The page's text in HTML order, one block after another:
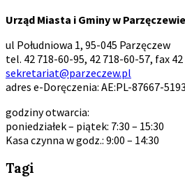
Urząd Miasta i Gminy w Parzęczewie
ul Południowa 1, 95-045 Parzęczew
tel. 42 718-60-95, 42 718-60-57, fax
sekretariat@parzeczew.pl
adres e-Doręczenia: AE:PL-87667-
godziny otwarcia:
poniedziałek – piątek: 7:30 – 15:30
Kasa czynna w godz.: 9:00 – 14:30
Tagi